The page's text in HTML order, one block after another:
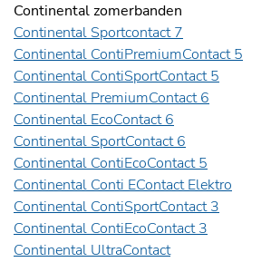
Continental zomerbanden
Continental Sportcontact 7
Continental ContiPremiumContact 5
Continental ContiSportContact 5
Continental PremiumContact 6
Continental EcoContact 6
Continental SportContact 6
Continental ContiEcoContact 5
Continental Conti EContact Elektro
Continental ContiSportContact 3
Continental ContiEcoContact 3
Continental UltraContact